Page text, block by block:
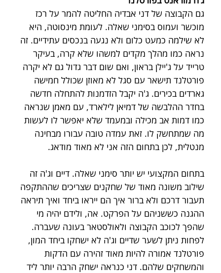
גם הקבוצה של דני אבדיה החליטה להמר על רכז
מוכשר ועמוס בסימני שאלה. לעומת מינסוטה, היא
לא שילמה כמעט כלום ולא נגעה בנכסים עתידיים. זה
נראה כמו מהלך מקדים למשהו שלא קרה, בעיקר
טרייד על ג'יילן בראון, ואם שום דבר גדול גם לא יקרה
פורטלנד תישאר עם סגל לא מאוזן שכולל חמישה
גארדים בכירים. ג'ה יקבל הזדמנות להתחלה חדשה
בחדר ההלבשה של דמיאן לילארד, עם מאמן שנראה
כמו דמות אב מכילה ובמעמד שלא יאפשר לו לעשות
מה שמתחשק לו. זאת עמדה טובה עבורו מבחינה
מנטלית, לכן בתחום הזה אני לא מאוד מודאג.
בתחום המקצועי יש יותר סימני שאלה. דיים וג'ה זה
שילוב משונה מאוד של שחקנים שצריכים שההתקפה
תעבור דרכם ולא ברור איך הם ייראו ביחד ואיך תיראה
ההגנה כששניהם על הפרקט. אה, ולידם יהיה מי
שהפך לכוכב הקבוצה ולאולסטאר בעונה שעברה.
לפחות ניתן לשער שדיים וג'ה לא ישחקו ביחד המון,
פורטלנד אמורה להיות מאוד זהירה עם הדקות
והמשחקים שלהם. דני כנראה ישחק הרבה יותר ליד